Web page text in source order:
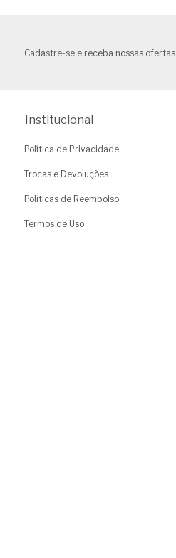
Cadastre-se e receba nossas ofertas.
Institucional
Política de Privacidade
Trocas e Devoluções
Políticas de Reembolso
Termos de Uso